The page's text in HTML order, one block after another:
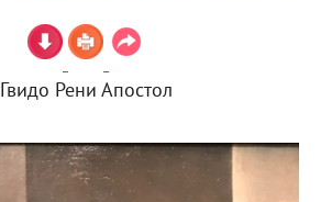
Гвидо Рени Апостол